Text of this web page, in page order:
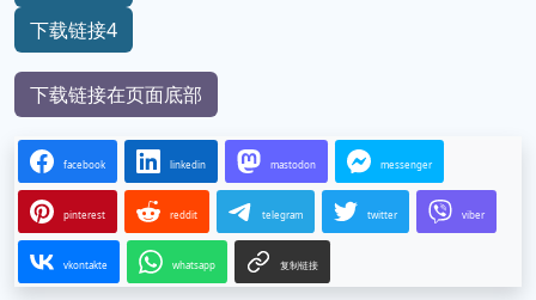
下载链接4
下载链接在页面底部
facebook linkedin mastodon messenger
pinterest reddit telegram twitter viber
vkontakte whatsapp 复制链接